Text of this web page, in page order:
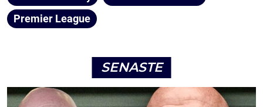
Premier League
SENASTE